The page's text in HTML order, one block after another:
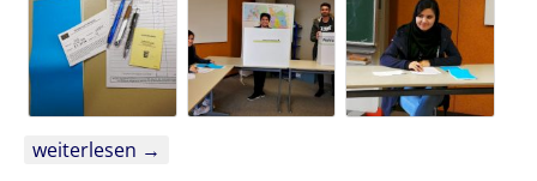
Europawahl 2019
weiterlesen →